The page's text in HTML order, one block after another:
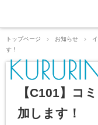
トップページ お知らせ
す！
【C101】コ
加します！